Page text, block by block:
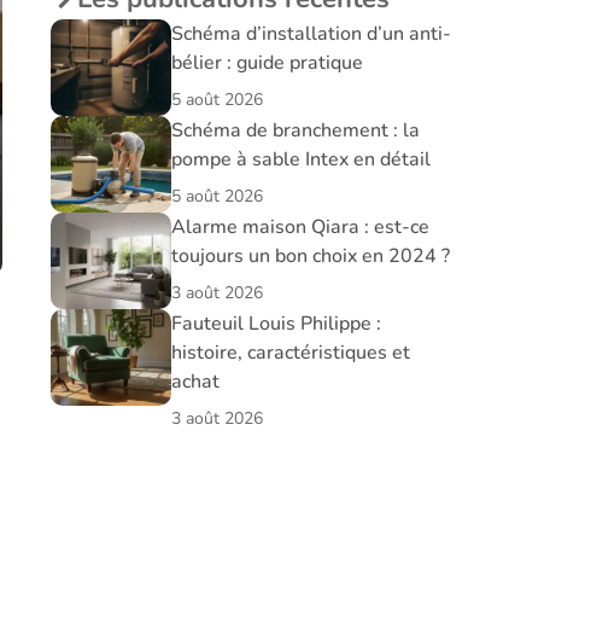
Schéma d’installation d’un anti-
bélier : guide pratique
5 août 2026
Schéma de branchement : la
pompe à sable Intex en détail
5 août 2026
Alarme maison Qiara : est-ce
toujours un bon choix en 2024 ?
3 août 2026
Fauteuil Louis Philippe :
histoire, caractéristiques et
achat
3 août 2026